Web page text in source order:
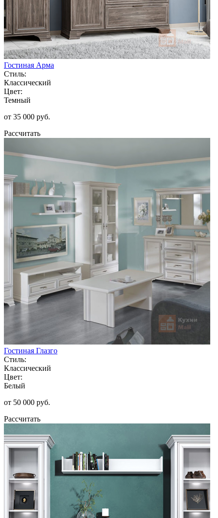
Гостиная Арма
Стиль:
Классический
Цвет:
Темный
от 35 000 руб.
Рассчитать
Гостиная Глазго
Стиль:
Классический
Цвет:
Белый
от 50 000 руб.
Рассчитать